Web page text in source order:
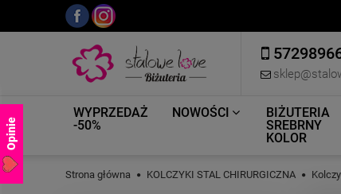
WYPRZEDAŻ
-50%
NOWOŚCI
BIŻUTERIA
SREBRNY
KOLOR
Strona główna KOLCZYKI STAL CHIRURGICZNA
Opinie